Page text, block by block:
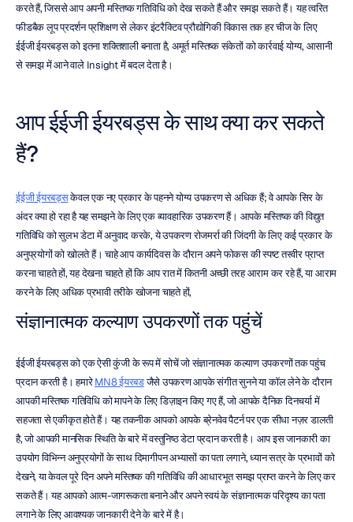
करते हैं, जिससे आप अपनी मस्तिष्क गतिविधि को देख सकते हैं और समझ सकते हैं। यह त्वरित
फीडबैक लूप प्रदर्शन प्रशिक्षण से लेकर इंटरैक्टिव प्रौद्योगिकी विकास तक हर चीज के लिए
ईईजी ईयरबड्स को इतना शक्तिशाली बनाता है, अमूर्त मस्तिष्क संकेतों को कार्रवाई योग्य, आसानी
से समझ में आने वाले Insight में बदल देता है।
आप ईईजी ईयरबड्स के साथ क्या कर सकते
हैं?
ईईजी ईयरबड्स केवल एक नए प्रकार के पहनने योग्य उपकरण से अधिक हैं; वे आपके सिर के
अंदर क्या हो रहा है यह समझने के लिए एक व्यावहारिक उपकरण हैं। आपके मस्तिष्क की विद्युत
गतिविधि को सुलभ डेटा में अनुवाद करके, ये उपकरण रोजमर्रा की जिंदगी के लिए कई प्रकार के
अनुप्रयोगों को खोलते हैं। चाहे आप कार्यदिवस के दौरान अपने फोकस की स्पष्ट तस्वीर प्राप्त
करना चाहते हों, यह देखना चाहते हों कि आप रात में कितनी अच्छी तरह आराम कर रहे हैं, या आराम
करने के लिए अधिक प्रभावी तरीके खोजना चाहते हों,
संज्ञानात्मक कल्याण उपकरणों तक पहुंचें
ईईजी ईयरबड्स को एक ऐसी कुंजी के रूप में सोचें जो संज्ञानात्मक कल्याण उपकरणों तक पहुंच
प्रदान करती है। हमारे MN8 ईयरबड जैसे उपकरण आपके संगीत सुनने या कॉल लेने के दौरान
आपकी मस्तिष्क गतिविधि को मापने के लिए डिज़ाइन किए गए हैं, जो आपके दैनिक दिनचर्या में
सहजता से एकीकृत होते हैं। यह तकनीक आपको आपके ब्रेनवेव पैटर्न पर एक सीधा नज़र डालती
है, जो आपकी मानसिक स्थिति के बारे में वस्तुनिष्ठ डेटा प्रदान करती है। आप इस जानकारी का
उपयोग विभिन्न अनुप्रयोगों के साथ दिमागीपन अभ्यासों का पता लगाने, ध्यान सत्र के प्रभावों को
देखने, या केवल पूरे दिन अपने मस्तिष्क की गतिविधि की आधारभूत समझ प्राप्त करने के लिए कर
सकते हैं। यह आपको आत्म-जागरूकता बनाने और अपने स्वयं के संज्ञानात्मक परिदृश्य का पता
लगाने के लिए आवश्यक जानकारी देने के बारे में है।